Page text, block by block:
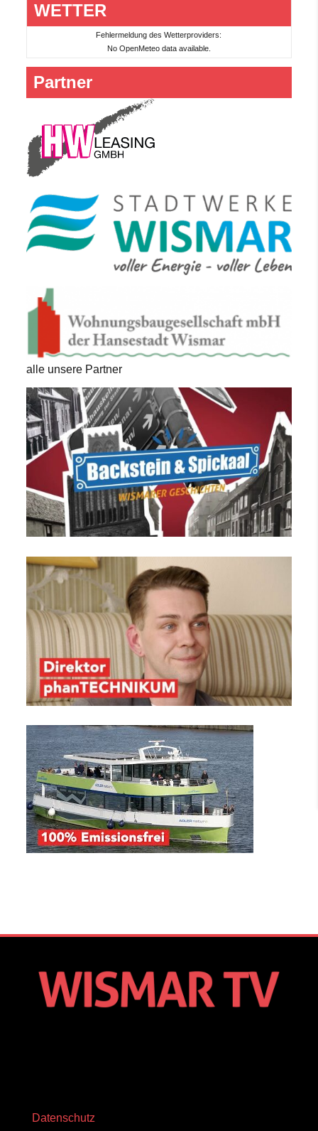
WETTER
Fehlermeldung des Wetterproviders:
No OpenMeteo data available.
Partner
alle unsere Partner
Datenschutz